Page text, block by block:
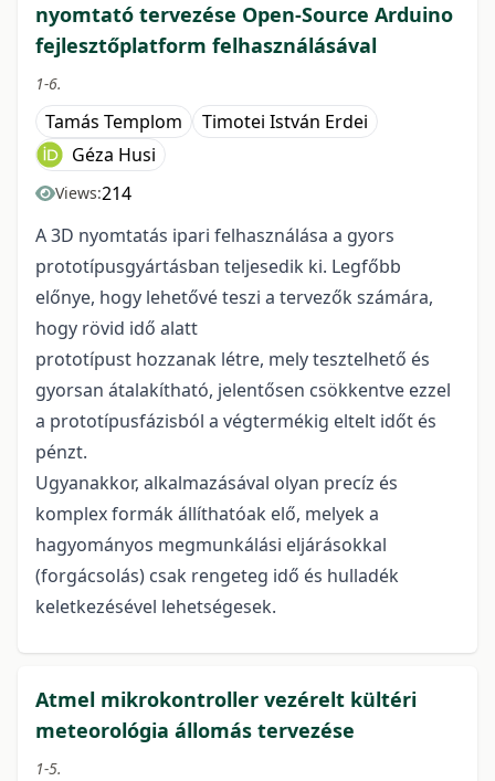
nyomtató tervezése Open-Source Arduino
fejlesztőplatform felhasználásával
1-6.
Tamás Templom
Timotei István Erdei
Géza Husi
Views:214
A 3D nyomtatás ipari felhasználása a gyors
prototípusgyártásban teljesedik ki. Legfőbb
előnye, hogy lehetővé teszi a tervezők számára,
hogy rövid idő alatt
prototípust hozzanak létre, mely tesztelhető és
gyorsan átalakítható, jelentősen csökkentve ezzel
a prototípusfázisból a végtermékig eltelt időt és
pénzt.
Ugyanakkor, alkalmazásával olyan precíz és
komplex formák állíthatóak elő, melyek a
hagyományos megmunkálási eljárásokkal
(forgácsolás) csak rengeteg idő és hulladék
keletkezésével lehetségesek.
Atmel mikrokontroller vezérelt kültéri
meteorológia állomás tervezése
1-5.